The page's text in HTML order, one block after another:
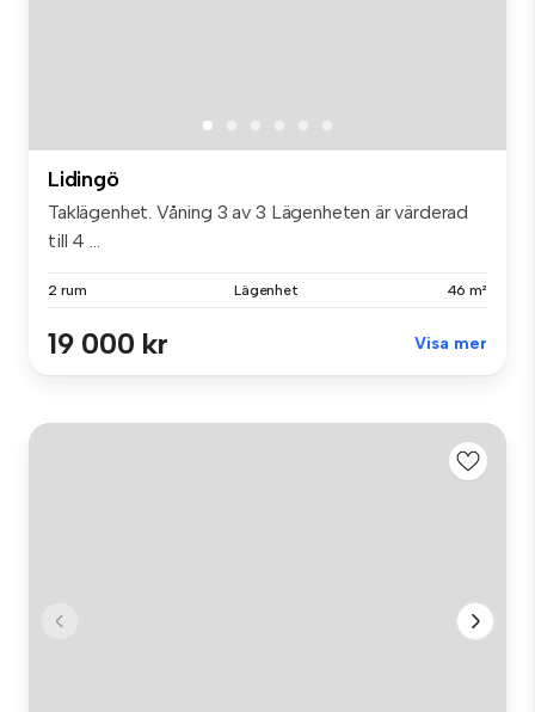
Lidingö
Taklägenhet. Våning 3 av 3 Lägenheten är värderad
till 4 ...
2 rum Lägenhet 46 m²
19 000 kr Visa mer